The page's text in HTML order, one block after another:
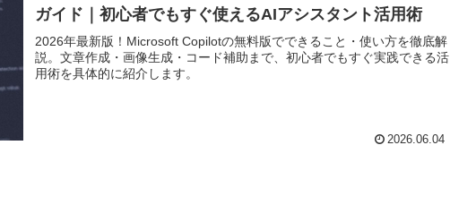
ガイド｜初心者でもすぐ使えるAIアシスタント活用術
2026年最新版！Microsoft Copilotの無料版でできること・使い方を徹底解
説。文章作成・画像生成・コード補助まで、初心者でもすぐ実践できる活
用術を具体的に紹介します。
2026.06.04